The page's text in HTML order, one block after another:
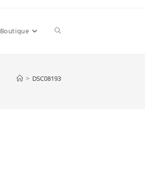
Boutique Toggle
website
> DSC08193